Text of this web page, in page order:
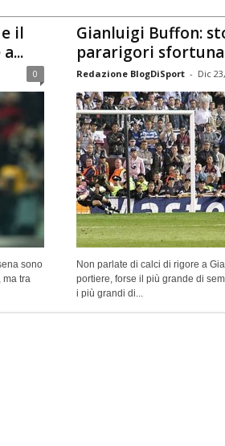
il
0
sono
tra
Gianluigi Buffon:
pararigori
Redazione BlogDiSport - Dic
Non parlate di calci di rigore a
portiere, forse il più grande di
i più grandi di...